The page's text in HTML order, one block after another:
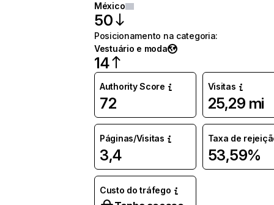
México
50
Posicionamento na categoria:
Vestuário e moda
14
Authority Score
72
Visitas
25,29 mi
Páginas/Visitas
3,4
Taxa de
53,59%
Custo do tráfego